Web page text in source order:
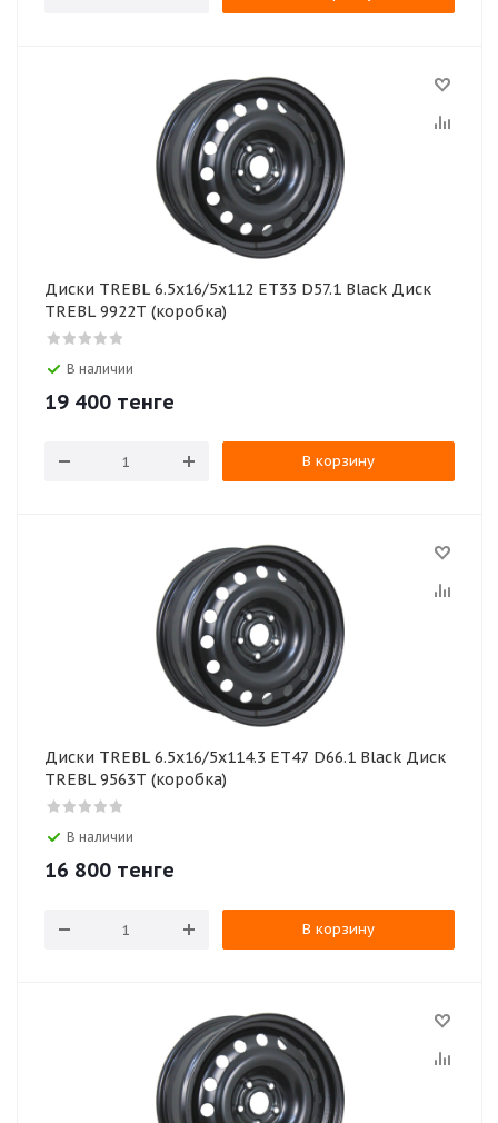
Диски TREBL 6.5x16/5x112 ET33 D57.1 Black Диск
TREBL 9922T (коробка)
В наличии
19 400 тенге
В корзину
Диски TREBL 6.5х16/5х114.3 ЕТ47 D66.1 Black Диск
TREBL 9563T (коробка)
В наличии
16 800 тенге
В корзину